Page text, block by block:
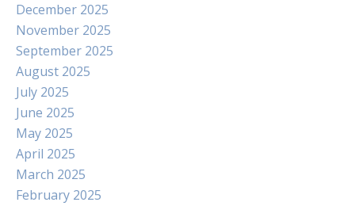
December 2025
November 2025
September 2025
August 2025
July 2025
June 2025
May 2025
April 2025
March 2025
February 2025